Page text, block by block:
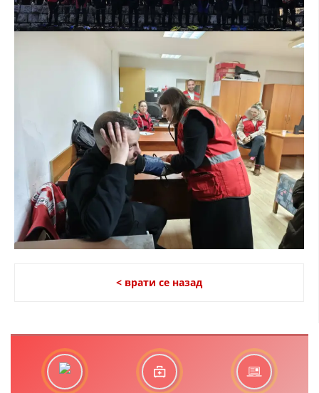
ЕДУКАТИВНО ИНФОРМАТИВНИ МАТЕРИЈАЛИ
БРОШУРИ
ПОСТЕРИ
ПРЕЗЕНТАЦИИ
< врати се назад